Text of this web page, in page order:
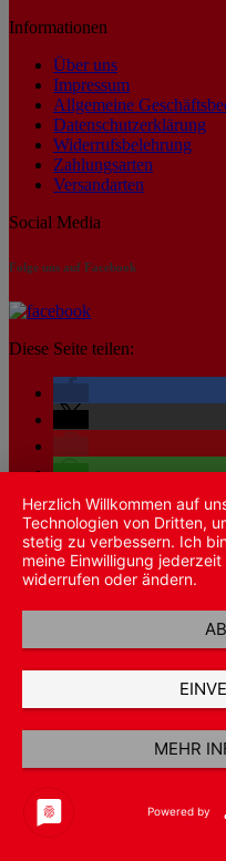
Informationen
Über uns
Impressum
Allgemeine
Datenschutzerklärung
Widerrufsbelehrung
Zahlungsarten
Versandarten
Social Media
Folge uns auf Facebook
Diese Seite teilen:
Vertrag wiederrufen
Copyright 2026 © C & H
Wunschliste
Anmelden / Registrieren
Herzlich Willkommen auf
Technologien von Dritten,
stetig zu verbessern. Ich
meine Einwilligung
widerrufen oder ändern.
MEHR
Powered by